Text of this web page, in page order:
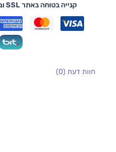
קנייה בטוחה באתר SSL ובסטנדרט PCI DSS
חוות דעת (0)